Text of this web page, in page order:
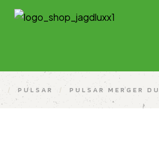
/ PULSAR / PULSAR MERGER